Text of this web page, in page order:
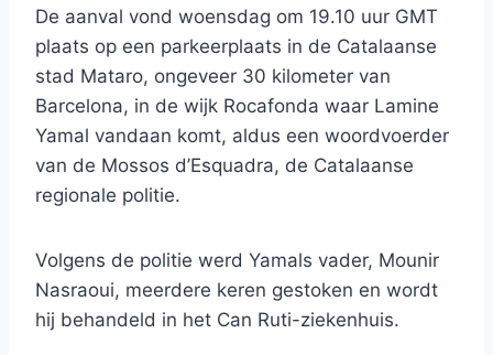
De aanval vond woensdag om 19.10 uur GMT
plaats op een parkeerplaats in de Catalaanse
stad Mataro, ongeveer 30 kilometer van
Barcelona, ​​in de wijk Rocafonda waar Lamine
Yamal vandaan komt, aldus een woordvoerder
van de Mossos d’Esquadra, de Catalaanse
regionale politie.
Volgens de politie werd Yamals vader, Mounir
Nasraoui, meerdere keren gestoken en wordt
hij behandeld in het Can Ruti-ziekenhuis.